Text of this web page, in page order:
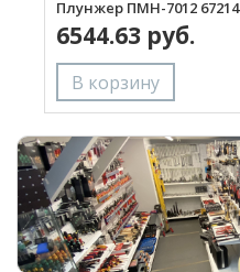
Плунжер ПМН-7012 67214
6544.63 руб.